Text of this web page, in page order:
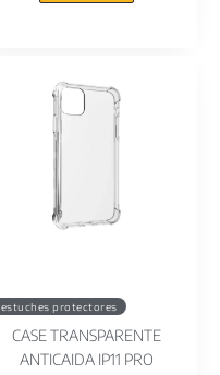
estuches protectores
CASE TRANSPARENTE
ANTICAIDA IP11 PRO